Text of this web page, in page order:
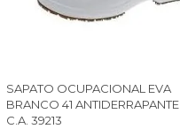
SAPATO OCUPACIONAL EVA
BRANCO 41 ANTIDERRAPANTE
C.A. 39213